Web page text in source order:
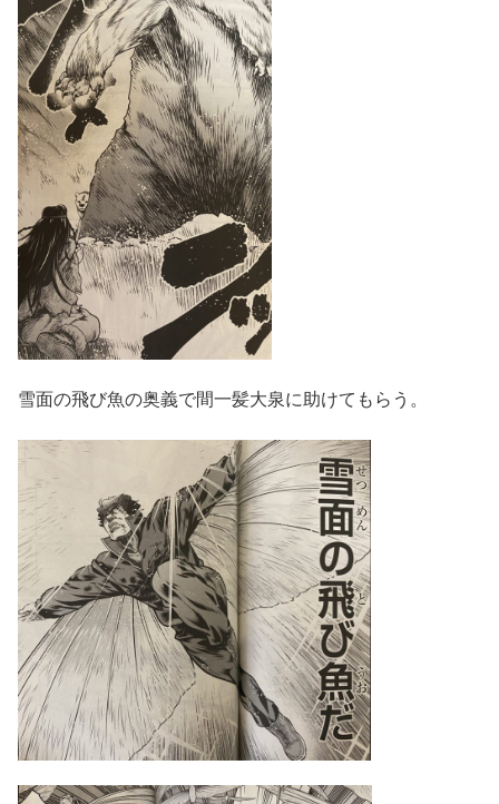
雪面の飛び魚の奥義で間一髪大泉に助けてもらう。